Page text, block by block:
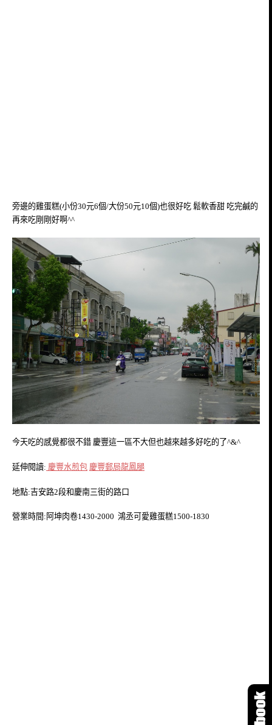
旁邊的雞蛋糕(小份30元6個/大份50元10個)也很好吃 鬆軟香甜 吃完鹹的
再來吃剛剛好啊^^
今天吃的感覺都很不錯 慶豐這一區不大但也越來越多好吃的了^&^
延伸閱讀: 慶豐水煎包 慶豐郵局龍鳳腿
地點:吉安路2段和慶南三街的路口
營業時間:阿坤肉卷1430-2000 鴻丞可愛雞蛋糕1500-1830